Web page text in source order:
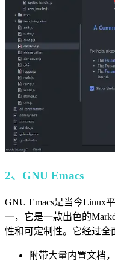
2、GNU Emacs
GNU Emacs是当今Linux
一，它是一款出色的
性和可定制性。它经过全
附带大量内置文档